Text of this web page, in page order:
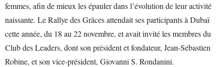
femmes, afin de mieux les épauler dans l’évolution de leur activité
naissante. Le Rallye des Grâces attendait ses participants à Dubaï
cette année, du 18 au 22 novembre, et avait invité les membres du
Club des Leaders, dont son président et fondateur, Jean-Sébastien
Robine, et son vice-président, Giovanni S. Rondanini.